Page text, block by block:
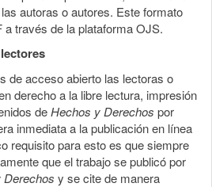
autoras o autores. Este formato
través de la plataforma OJS.
de acceso abierto las lectoras o
derecho a la libre lectura, impresión
deHechos y Derechos por
inmediata a la publicación en línea
requisito para esto es que siempre
que el trabajo se publicó por
y se cite de manera